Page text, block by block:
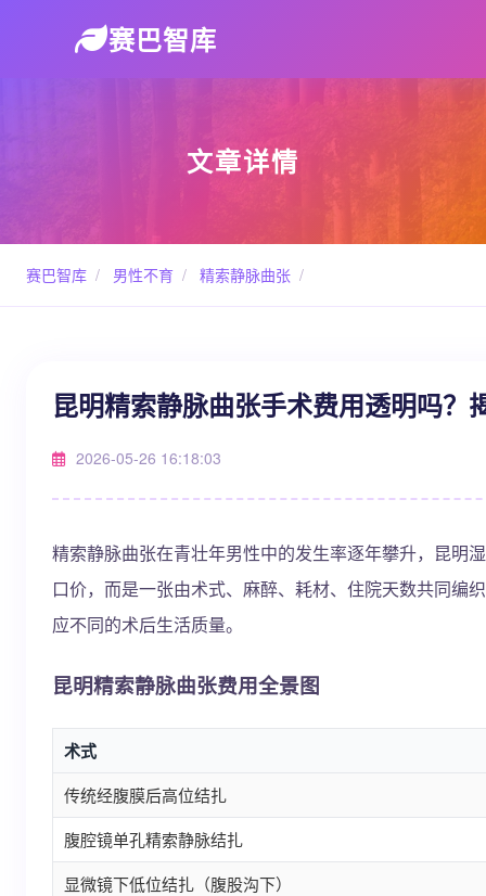
赛巴智库
文章详情
赛巴智库 / 男性不育 / 精索静脉曲张 /
昆明精索静脉曲张手术费用透明吗？
2026-05-26 16:18:03
精索静脉曲张在青壮年男性中的发生率逐年攀升，昆明
口价，而是一张由术式、麻醉、耗材、住院天数共同编
应不同的术后生活质量。
昆明精索静脉曲张费用全景图
术式
传统经腹膜后高位结扎
腹腔镜单孔精索静脉结扎
显微镜下低位结扎（腹股沟下）